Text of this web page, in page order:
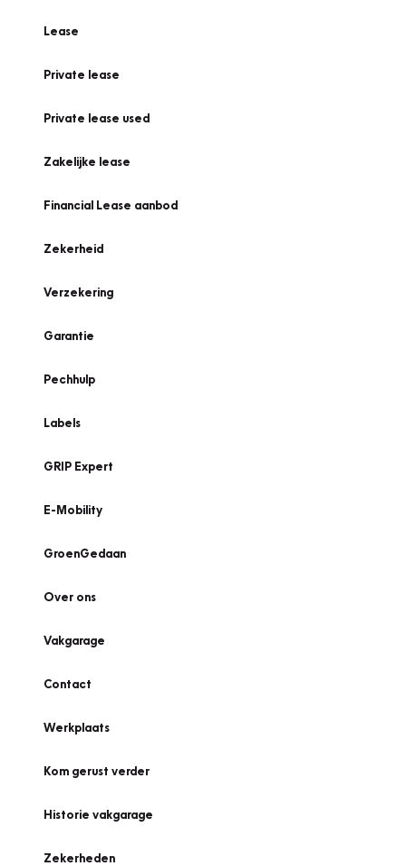
Lease
Private lease
Private lease used
Zakelijke lease
Financial Lease aanbod
Zekerheid
Verzekering
Garantie
Pechhulp
Labels
GRIP Expert
E-Mobility
GroenGedaan
Over ons
Vakgarage
Contact
Werkplaats
Kom gerust verder
Historie vakgarage
Zekerheden